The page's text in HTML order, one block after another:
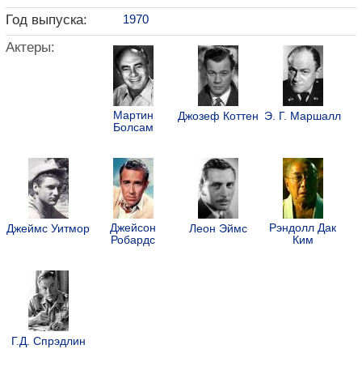
Год выпуска: 1970
Актеры:
Мартин
Болсам
Джозеф Коттен Э. Г. Маршалл
Джеймс Уитмор
Джейсон
Робардс
Леон Эймс
Рэндолл Дак
Ким
Г.Д. Спрэдлин